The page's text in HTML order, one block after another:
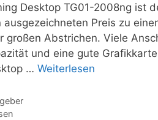
Desktop TG01-2008ng ist
Preis zu
großen Abstrichen. Viele
und eine gute
… Weiterlesen